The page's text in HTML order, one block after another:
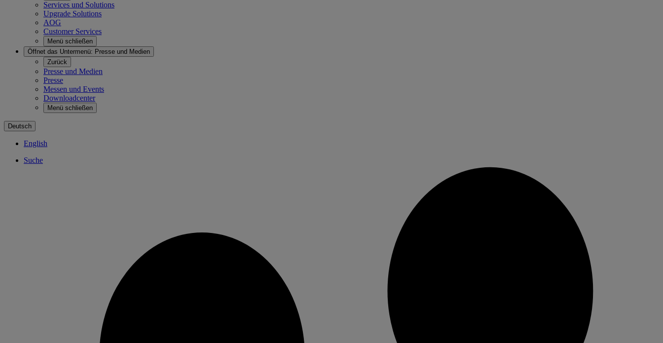
Services und Solutions
Upgrade Solutions
AOG
Customer Services
Menü schließen
Öffnet das Untermenü: Presse und Medien
Zurück
Presse und Medien
Presse
Messen und Events
Downloadcenter
Menü schließen
Deutsch
English
Suche